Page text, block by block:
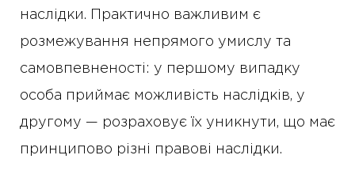
наслідки. Практично важливим є
розмежування непрямого умислу та
самовпевненості: у першому випадку
особа приймає можливість наслідків, у
другому — розраховує їх уникнути, що має
принципово різні правові наслідки.